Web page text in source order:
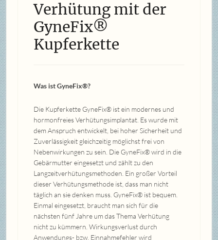
Verhütung mit der
GyneFix®
Kupferkette
Was ist GyneFix®?
Die Kupferkette GyneFix® ist ein modernes und
hormonfreies Verhütungsimplantat. Es wurde mit
dem Anspruch entwickelt, bei hoher Sicherheit und
Zuverlässigkeit gleichzeitig möglichst frei von
Nebenwirkungen zu sein. Die GyneFix® wird in die
Gebärmutter eingesetzt und zählt zu den
Langzeitverhütungsmethoden. Ein großer Vorteil
dieser Verhütungsmethode ist, dass man nicht
täglich an sie denken muss. GyneFix® ist bequem.
Einmal eingesetzt, braucht man sich für die
nächsten fünf Jahre um das Thema Verhütung
nicht zu kümmern. Wirkungsverlust durch
Anwendungs- bzw. Einnahmefehler wird